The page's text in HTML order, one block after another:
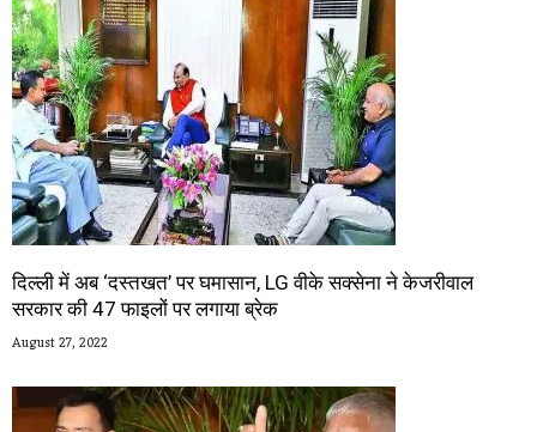
दिल्ली में अब ‘दस्तखत’ पर घमासान, LG वीके सक्सेना ने केजरीवाल
सरकार की 47 फाइलों पर लगाया ब्रेक
August 27, 2022